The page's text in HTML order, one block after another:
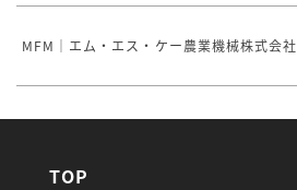
MFM｜エム・エス・ケー農業機械株式会社
TOP